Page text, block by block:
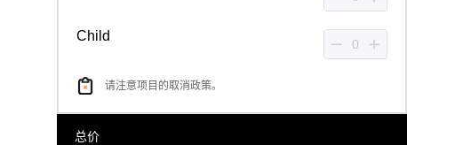
Child
请注意项目的取消政策。
总价